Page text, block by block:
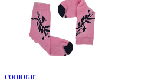
comprar